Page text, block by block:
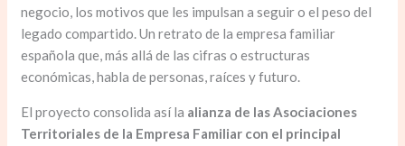
negocio, los motivos que les impulsan a seguir o el peso del
legado compartido. Un retrato de la empresa familiar
española que, más allá de las cifras o estructuras
económicas, habla de personas, raíces y futuro. ⁣
El proyecto consolida así la alianza de las Asociaciones
Territoriales de la Empresa Familiar con el principal